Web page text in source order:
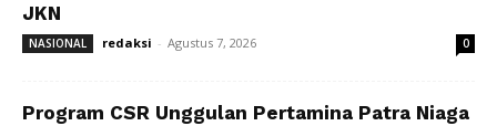
JKN
NASIONAL redaksi - Agustus 7, 2026 0
Program CSR Unggulan Pertamina Patra Niaga